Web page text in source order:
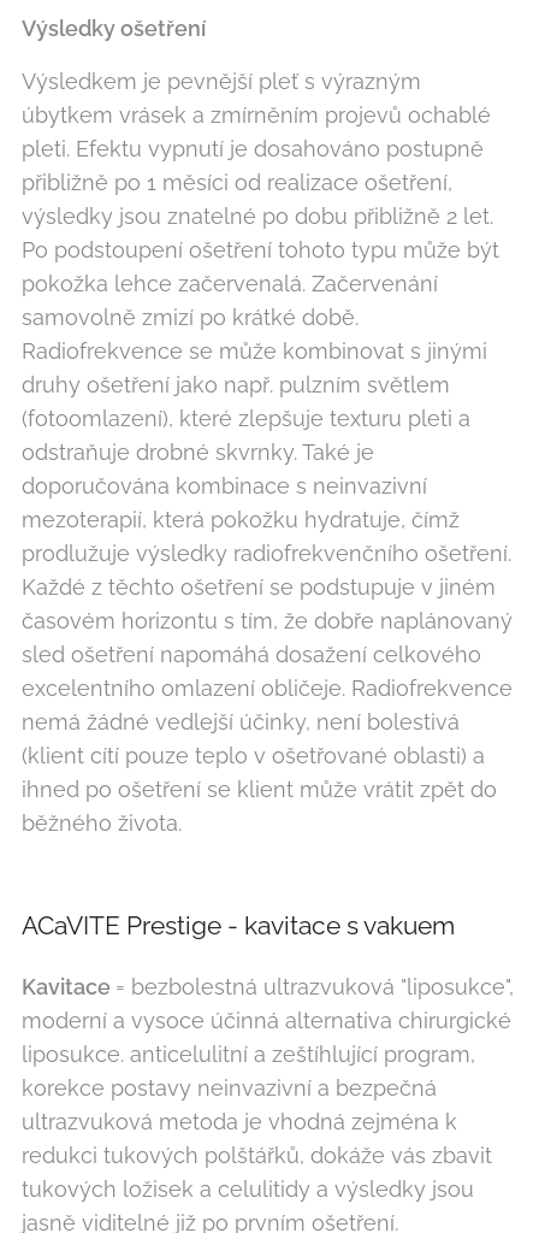
Výsledky ošetření
Výsledkem je pevnější pleť s výrazným
úbytkem vrásek a zmírněním projevů ochablé
pleti. Efektu vypnutí je dosahováno postupně
přibližně po 1 měsíci od realizace ošetření,
výsledky jsou znatelné po dobu přibližně 2 let.
Po podstoupení ošetření tohoto typu může být
pokožka lehce začervenalá. Začervenání
samovolně zmizí po krátké době.
Radiofrekvence se může kombinovat s jinými
druhy ošetření jako např. pulzním světlem
(fotoomlazení), které zlepšuje texturu pleti a
odstraňuje drobné skvrnky. Také je
doporučována kombinace s neinvazivní
mezoterapií, která pokožku hydratuje, čímž
prodlužuje výsledky radiofrekvenčního ošetření.
Každé z těchto ošetření se podstupuje v jiném
časovém horizontu s tím, že dobře naplánovaný
sled ošetření napomáhá dosažení celkového
excelentního omlazení obličeje. Radiofrekvence
nemá žádné vedlejší účinky, není bolestivá
(klient cítí pouze teplo v ošetřované oblasti) a
ihned po ošetření se klient může vrátit zpět do
běžného života.
ACaVITE Prestige - kavitace s vakuem
Kavitace = bezbolestná ultrazvuková "liposukce",
moderní a vysoce účinná alternativa chirurgické
liposukce. anticelulitní a zeštíhlující program,
korekce postavy neinvazivní a bezpečná
ultrazvuková metoda je vhodná zejména k
redukci tukových polštářků, dokáže vás zbavit
tukových ložisek a celulitidy a výsledky jsou
jasně viditelné již po prvním ošetření.